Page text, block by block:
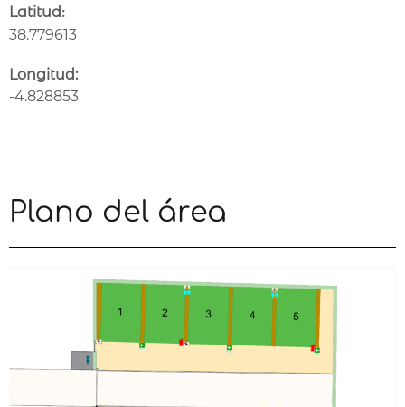
Latitud:
38.779613
Longitud:
-4.828853
Plano del área